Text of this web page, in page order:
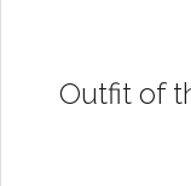
Outfit of